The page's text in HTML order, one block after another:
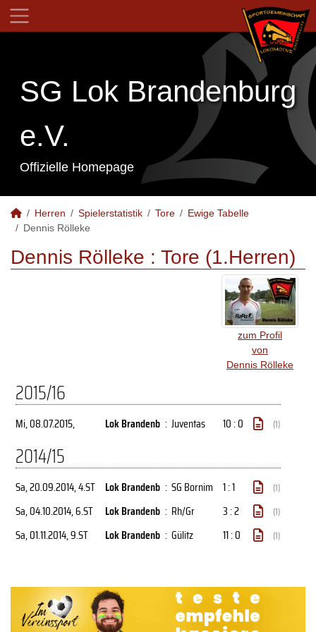
SG Lok Brandenburg
e.V.
Offizielle Homepage
Herren Spielerstatistik Tore
Ewige Tabelle
Dennis Rölleke
Dennis Rölleke : Tore (1.Herren)
zum Profil
von
Dennis Rölleke
2015/16
Mi, 08.07.2015, Lok Brandenb : Juventas 10 : 0 (1)
2014/15
Sa, 20.09.2014, 4.ST Lok Brandenb : SG Bornim 1 : 1 (1)
Sa, 04.10.2014, 6.ST Lok Brandenb : Rh/Gr 3 : 2 (1)
Sa, 01.11.2014, 9.ST Lok Brandenb : Gülitz 11 : 0 (1)